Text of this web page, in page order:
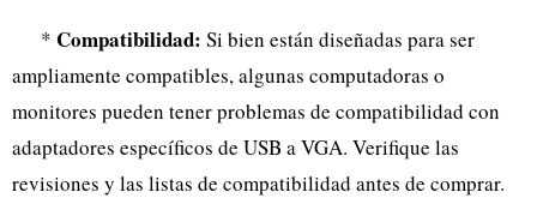
* Compatibilidad: Si bien están diseñadas para ser
ampliamente compatibles, algunas computadoras o
monitores pueden tener problemas de compatibilidad con
adaptadores específicos de USB a VGA. Verifique las
revisiones y las listas de compatibilidad antes de comprar.